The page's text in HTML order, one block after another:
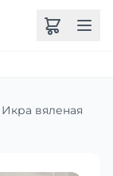
Икра вяленая